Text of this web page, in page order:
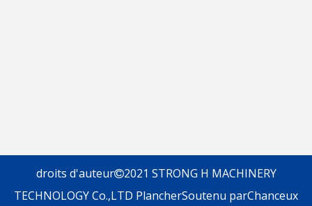
droits d'auteur2021 STRONG H MACHINERY
TECHNOLOGY Co.,LTD PlancherSoutenu parChanceux